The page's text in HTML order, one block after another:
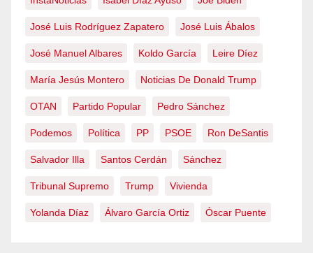
José Luis Rodríguez Zapatero José Luis Ábalos
José Manuel Albares Koldo García Leire Díez
María Jesús Montero Noticias De Donald Trump
OTAN Partido Popular Pedro Sánchez
Podemos Política PP PSOE Ron DeSantis
Salvador Illa Santos Cerdán Sánchez
Tribunal Supremo Trump Vivienda
Yolanda Díaz Álvaro García Ortiz Óscar Puente